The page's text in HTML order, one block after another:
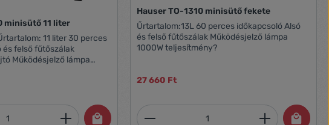
vagy használja a gombokat a
minisütő 11 liter
és felső fűtőszálak
Működésjelző lámpa
Adja meg a kívánt mennyiséget, vagy
Hauser TO-1310 minisütő fekete
Űrtartalom:13L 60 perces időkapcsoló Alsó
és felső fűtőszálak Működésjelző lámpa
1000W teljesítmény?
27 660 Ft
Termékmennyiség: Adja